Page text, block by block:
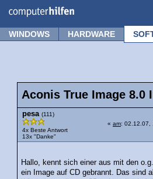
WINDOWS HARDWARE
Aconis True Image 8.0
pesa (111)
4x Beste Antwort
13x "Danke"
« am: 02.12.07,
Hallo, kennt sich einer aus mit den
ein Image auf CD gebrannt. Das sind